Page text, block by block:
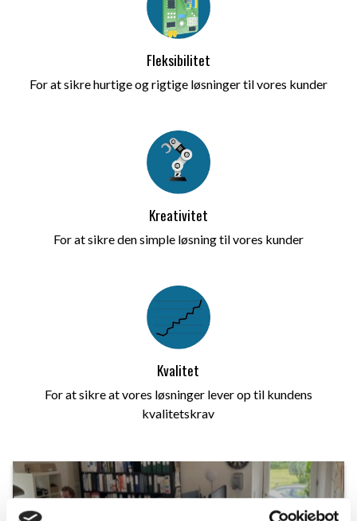
Fleksibilitet
For at sikre hurtige og rigtige løsninger til vores kunder
Kreativitet
For at sikre den simple løsning til vores kunder
Kvalitet
For at sikre at vores løsninger lever op til kundens
kvalitetskrav